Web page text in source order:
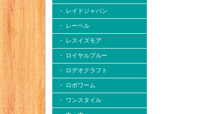
・ レイドジャパン
・ レーベル
・ レスイズモア
・ ロイヤルブルー
・ ロデオクラフト
・ ロボワーム
・ ワンスタイル